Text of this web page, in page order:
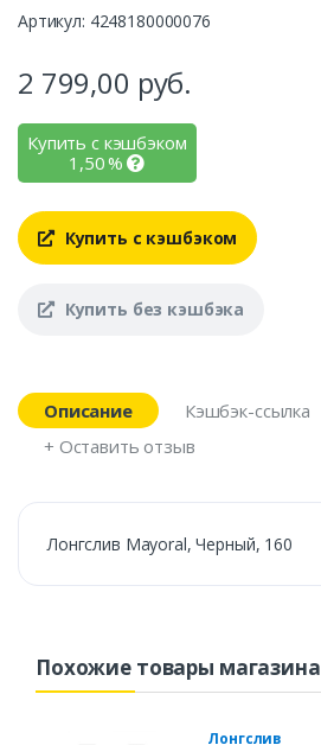
Артикул: 4248180000076
2 799,00 руб.
Купить с кэшбэком
1,50%
Купить с кэшбэком
Купить без кэшбэка
Описание
Кэшбэк-ссылка
+ Оставить отзыв
Лонгслив Mayoral, Черный, 160
Похожие товары магазина
Лонгслив